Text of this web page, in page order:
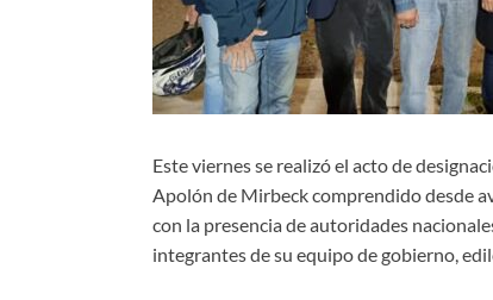
Este viernes se realizó el acto de
Apolón de Mirbeck comprendido desde
con la presencia de autoridades
integrantes de su equipo de gobierno,